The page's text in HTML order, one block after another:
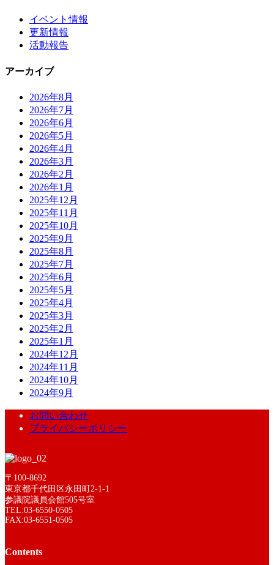
イベント情報
更新情報
活動報告
アーカイブ
2026年8月
2026年7月
2026年6月
2026年5月
2026年4月
2026年3月
2026年2月
2026年1月
2025年12月
2025年11月
2025年10月
2025年9月
2025年8月
2025年7月
2025年6月
2025年5月
2025年4月
2025年3月
2025年2月
2025年1月
2024年12月
2024年11月
2024年10月
2024年9月
お問い合わせ
プライバシーポリシー
〒100-8692
東京都千代田区永田町2-1-1
参議院議員会館505号室
TEL:03-6550-0505
FAX:03-6551-0505
Contents